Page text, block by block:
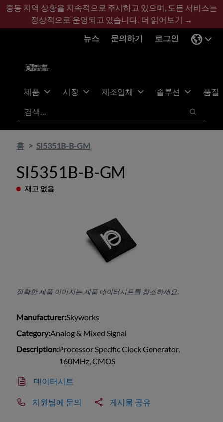
기
콘
바
글
중동 지역 상황을 지속적으로 주시하고 있으며, 모든 서비스는
정상적으로 운영되고 있습니다. 더 읽어보기 →
뉴스
문의하기 로그인
제품 시장 제조업체 솔루션
품질
검색
검색
홈 SI5351B-B-GM
SI5351B-B-GM
재고 없음
정확한 제품 이미지는 제품 데이터시트를 참조하세요.
Manufacturer:Skyworks
Category:Analog & Mixed Signal
Description:Processor Specific Clock Generator,
160MHz, CMOS
데이터시트
지원팀에 문의 게시물 공유